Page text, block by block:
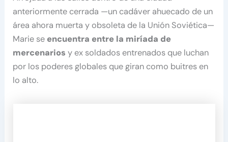
anteriormente cerrada —un cadáver ahuecado de un
área ahora muerta y obsoleta de la Unión Soviética—
Marie se encuentra entre la miríada de
mercenarios y ex soldados entrenados que luchan
por los poderes globales que giran como buitres en
lo alto.